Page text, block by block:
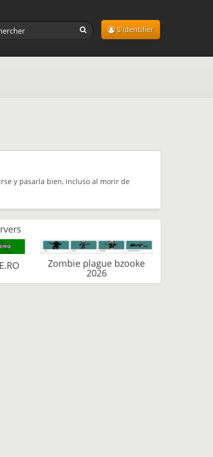
S'identifier
y pasarla bien, incluso al morir de
Zombie plague bzooke
2026